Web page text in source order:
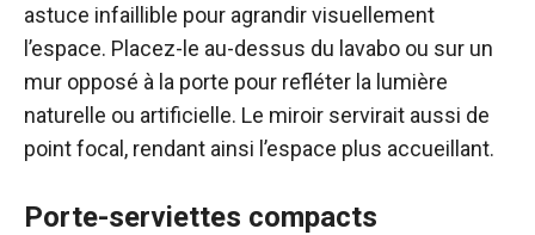
astuce infaillible pour agrandir visuellement
l’espace. Placez-le au-dessus du lavabo ou sur un
mur opposé à la porte pour refléter la lumière
naturelle ou artificielle. Le miroir servirait aussi de
point focal, rendant ainsi l’espace plus accueillant.
Porte-serviettes compacts